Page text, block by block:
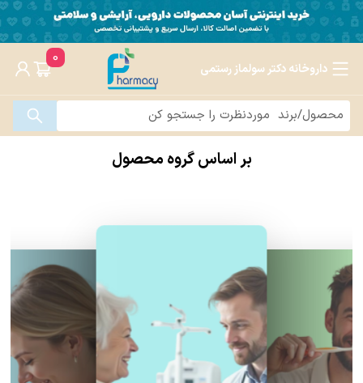
داروخانه دکتر سولماز رستمی
0
بر اساس گروه محصول